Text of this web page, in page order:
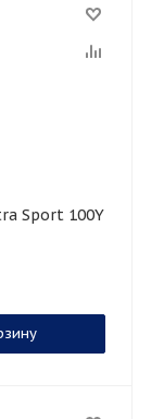
Sport 100Y